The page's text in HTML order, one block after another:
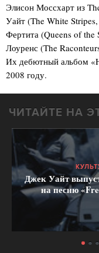
Элисон Моссхарт из
Уайт (The White
Фертита (Queens of
Лоуренс (The
Их дебютный альбом
2008 году.
ЧИТАЙТЕ НА
Джек Уайт
на песню